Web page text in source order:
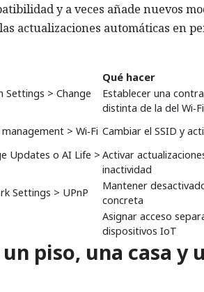
y a veces añade nuevos
actualizaciones automáticas en
Qué hacer
Settings > Change
Establecer una
distinta de la del Wi‑Fi
> Wi‑Fi Cambiar el SSID y
Updates o AI Life > Activar
inactividad
Settings > UPnP
Mantener
concreta
Asignar acceso
dispositivos IoT
piso, una casa y